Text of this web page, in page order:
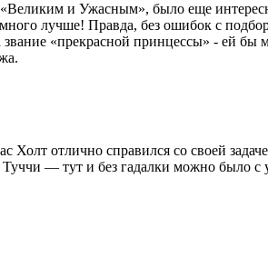
и Ужасным», было еще
лучше! Правда, без ошибок с
«прекрасной принцессы» - ей
отлично справился со своей
— тут и без гадалки можно было с